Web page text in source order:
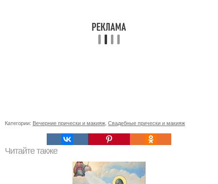
Категории: Вечерние прически и макияж Свадебные прически и макияж
Читайте также